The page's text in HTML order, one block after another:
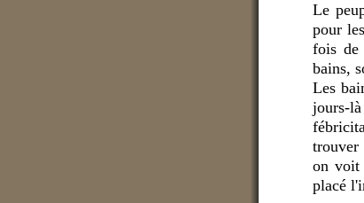
Le
pour
fois de
bains,
Les
jours-
trouver
on voit
placé